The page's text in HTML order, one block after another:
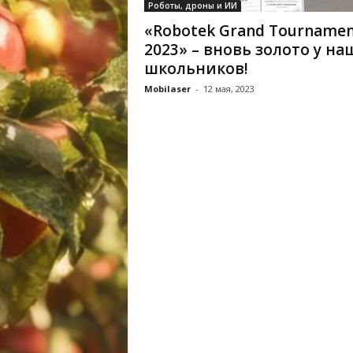
Роботы, дроны и ИИ
«Robotek Grand
2023» – вновь золото у
школьников!
Mobilaser - 12 мая, 2023